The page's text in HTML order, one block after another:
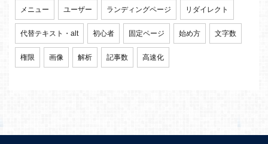
メニュー ユーザー ランディングページ リダイレクト
代替テキスト・alt 初心者 固定ページ 始め方 文字数
権限 画像 解析 記事数 高速化